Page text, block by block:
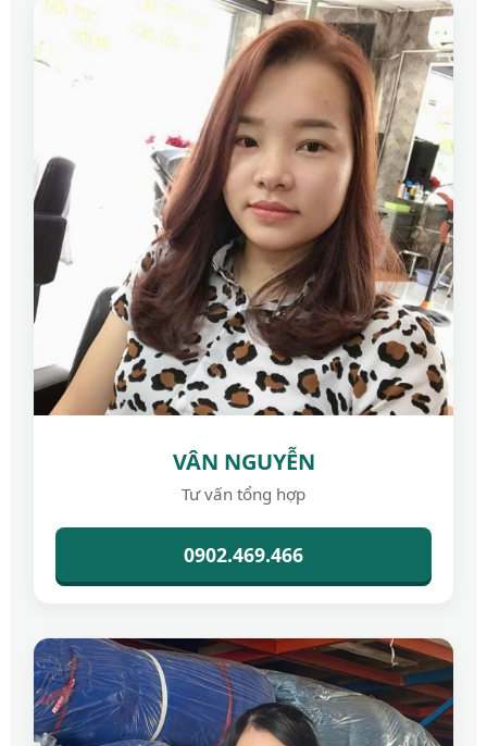
VÂN NGUYỄN
Tư vấn tổng hợp
0902.469.466